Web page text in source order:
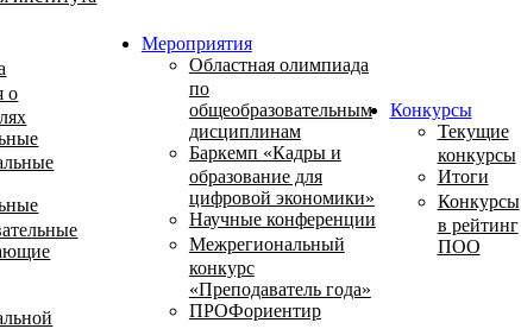
о
Мероприятия
Областная олимпиада
по
общеобразовательным
дисциплинам
Баркемп «Кадры и
образование для
цифровой экономики»
Научные конференции
Межрегиональный
конкурс
«Преподаватель года»
ПРОФориентир
Конкурсы
Текущие
конкурсы
Итоги
Конкурсы
в рейтинг
ПОО